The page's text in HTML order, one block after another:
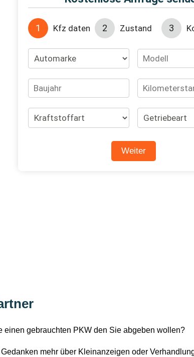
einen gebrauchten PKW den Sie abgeben wollen?
mehr über Kleinanzeigen oder